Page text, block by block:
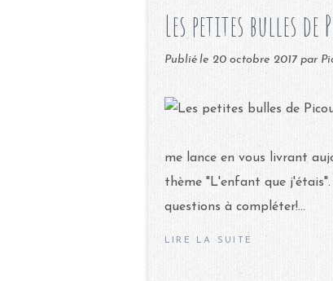
Les petites bulles
Publié le 20 octobre 2017 par
me lance en vous livrant
thème "L'enfant que j'étais".
questions à compléter!...
LIRE LA SUITE